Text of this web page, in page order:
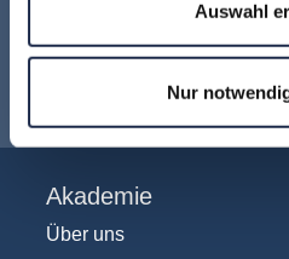
Auswahl
Nur
Jetzt für den
Newsletter
Akademie
Über uns